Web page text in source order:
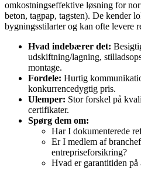
omkostningseffektive løsning for
beton, tagpap, tagsten). De kender
bygningsstilarter og kan ofte levere
Hvad indebærer det:
udskiftning/lagning,
montage.
Fordele: Hurtig
konkurrencedygtig pris.
Ulemper: Stor forskel på
certifikater.
Spørg dem om:
Har I dokumenterede
Er I medlem af
entrepriseforsikring?
Hvad er garantitiden på